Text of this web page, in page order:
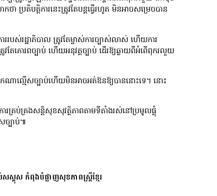
ប្រតិបត្តិការនេះត្រូវតែបន្តធ្វើរហូត មិនអាចសម្រេចបាន
របស់រដ្ឋាភិបាល ត្រូវតែម្ចាស់ការច្បាស់លាស់ ហើយការ
តែគោរពច្បាប់ ហើយអនុវត្តច្បាប់ ដើរឱ្យឆ្ងាយពីអំពើពុករលួយ
នកណាល្មើស​ច្បាប់ហើយមិនអាចអត់ឱនឱ្យបាននោះទេ។ នោះ
រគ្រប់គ្រងសន្តិសុខសុវត្ថិភាពតាមទីតាំងរស់នៅប្រមូលផ្តុំ
ច្បាប់៕
គុស កំពុងបំផ្លាញសុខភាពស្ត្រីខ្មែរ